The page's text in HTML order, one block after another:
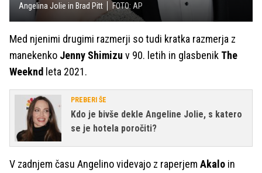
Angelina Jolie in Brad Pitt FOTO: AP
Med njenimi drugimi razmerji so tudi kratka razmerja z
manekenko Jenny Shimizu v 90. letih in glasbenik The
Weeknd leta 2021.
PREBERI ŠE
Kdo je bivše dekle Angeline Jolie, s katero
se je hotela poročiti?
V zadnjem času Angelino videvajo z raperjem Akalo in